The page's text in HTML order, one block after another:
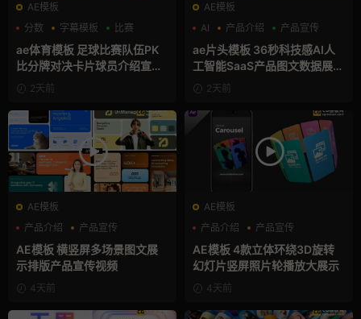
AE模板
分数
字幕模板 比赛
ae体育模板 足球比赛队伍PK
比分牌对决卡片球员介绍宣传
视频AE模板
2天前
AE模板
AI
产品介绍 产品宣传
ae片头模板 36秒科技感AI人
工智能SaaS产品图文数据展示
宣传视频AE模板
2天前
AE模板
产品介绍
产品宣传
产品展示
AE模板 横竖屏多场景图文展
示排版产品宣传视频
4天前
AE模板
产品介绍
产品宣传
产品展示
AE模板 4款立体环绕3D旋转
幻灯片竖屏照片轮播放大展示
4天前